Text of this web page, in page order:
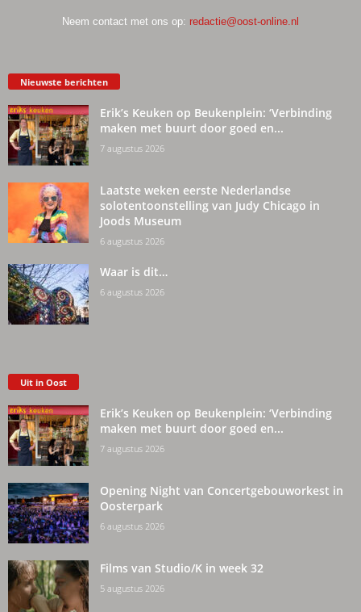
Neem contact met ons op: redactie@oost-online.nl
Nieuwste berichten
Erik’s Keuken op Beukenplein: ‘Verbinding
maken met buurt door goed en...
7 augustus 2026
Laatste weken eerste Nederlandse
solotentoonstelling van Judy Chicago in
Joods Museum
6 augustus 2026
Waar is dit…
6 augustus 2026
Uit in Oost
Erik’s Keuken op Beukenplein: ‘Verbinding
maken met buurt door goed en...
7 augustus 2026
Opening Night van Concertgebouworkest in
Oosterpark
6 augustus 2026
Films van Studio/K in week 32
5 augustus 2026